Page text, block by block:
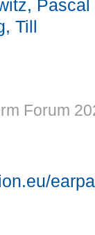
Pascal
Till
Forum